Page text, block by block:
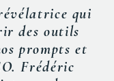
qui
des outils
prompts et
Frédéric